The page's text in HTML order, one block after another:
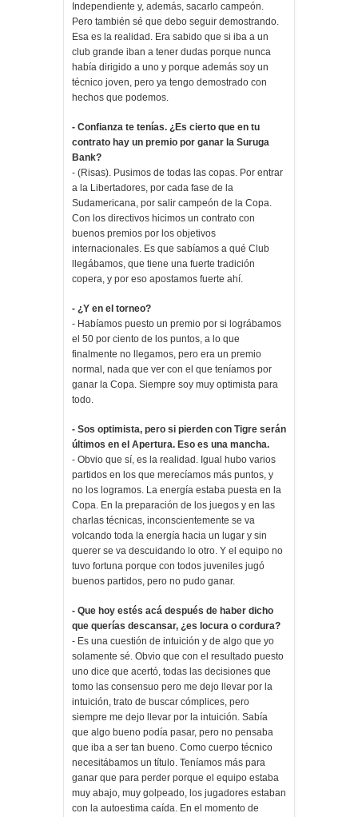
Independiente y, además, sacarlo campeón.
Pero también sé que debo seguir demostrando.
Esa es la realidad. Era sabido que si iba a un
club grande iban a tener dudas porque nunca
había dirigido a uno y porque además soy un
técnico joven, pero ya tengo demostrado con
hechos que podemos.
- Confianza te tenías. ¿Es cierto que en tu
contrato hay un premio por ganar la Suruga
Bank?
- (Risas). Pusimos de todas las copas. Por entrar
a la Libertadores, por cada fase de la
Sudamericana, por salir campeón de la Copa.
Con los directivos hicimos un contrato con
buenos premios por los objetivos
internacionales. Es que sabíamos a qué Club
llegábamos, que tiene una fuerte tradición
copera, y por eso apostamos fuerte ahí.
- ¿Y en el torneo?
- Habíamos puesto un premio por si lográbamos
el 50 por ciento de los puntos, a lo que
finalmente no llegamos, pero era un premio
normal, nada que ver con el que teníamos por
ganar la Copa. Siempre soy muy optimista para
todo.
- Sos optimista, pero si pierden con Tigre serán
últimos en el Apertura. Eso es una mancha.
- Obvio que sí, es la realidad. Igual hubo varios
partidos en los que merecíamos más puntos, y
no los logramos. La energía estaba puesta en la
Copa. En la preparación de los juegos y en las
charlas técnicas, inconscientemente se va
volcando toda la energía hacia un lugar y sin
querer se va descuidando lo otro. Y el equipo no
tuvo fortuna porque con todos juveniles jugó
buenos partidos, pero no pudo ganar.
- Que hoy estés acá después de haber dicho
que querías descansar, ¿es locura o cordura?
- Es una cuestión de intuición y de algo que yo
solamente sé. Obvio que con el resultado puesto
uno dice que acertó, todas las decisiones que
tomo las consensuo pero me dejo llevar por la
intuición, trato de buscar cómplices, pero
siempre me dejo llevar por la intuición. Sabía
que algo bueno podía pasar, pero no pensaba
que iba a ser tan bueno. Como cuerpo técnico
necesitábamos un título. Teníamos más para
ganar que para perder porque el equipo estaba
muy abajo, muy golpeado, los jugadores estaban
con la autoestima caída. En el momento de